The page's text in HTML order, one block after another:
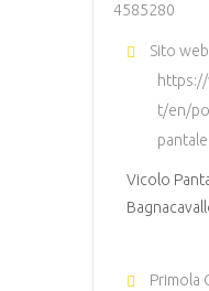
4585280
Sito web
https://
t/en/
Vicolo
Primola